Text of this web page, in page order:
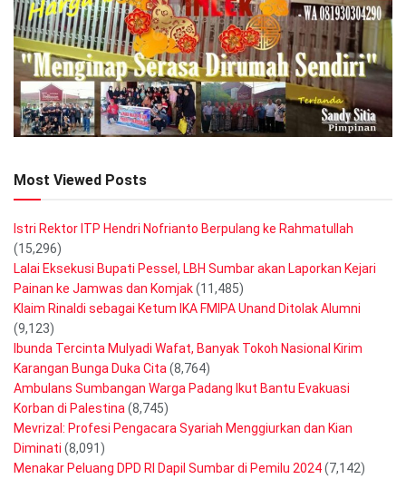
Most Viewed Posts
Istri Rektor ITP Hendri Nofrianto Berpulang ke Rahmatullah
(15,296)
Lalai Eksekusi Bupati Pessel, LBH Sumbar akan Laporkan Kejari
Painan ke Jamwas dan Komjak(11,485)
Klaim Rinaldi sebagai Ketum IKA FMIPA Unand Ditolak Alumni
(9,123)
Ibunda Tercinta Mulyadi Wafat, Banyak Tokoh Nasional Kirim
Karangan Bunga Duka Cita (8,764)
Ambulans Sumbangan Warga Padang Ikut Bantu Evakuasi
Korban di Palestina (8,745)
Mevrizal: Profesi Pengacara Syariah Menggiurkan dan Kian
Diminati (8,091)
Menakar Peluang DPD RI Dapil Sumbar di Pemilu 2024(7,142)